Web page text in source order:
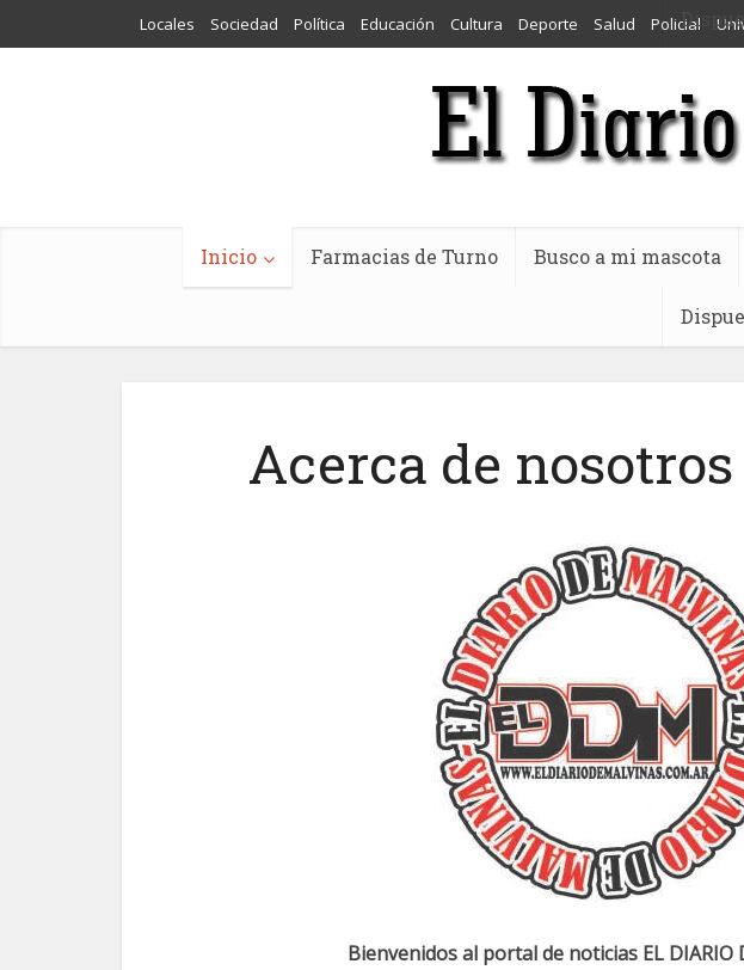
Locales Sociedad Política Educación Cultura Deporte Salud Policial
Inicio Farmacias de Turno Busco a mi mascota
Acerca de nosotros
Bienvenidos al portal de noticias EL DIARIO